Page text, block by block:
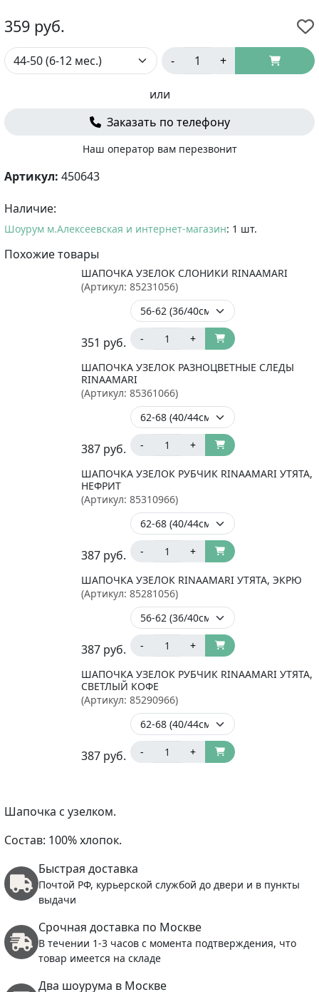
359 руб.
- +
или
Заказать по телефону
Наш оператор вам перезвонит
Артикул: 450643
Наличие:
Шоурум м.Алексеевская и интернет-магазин: 1 шт.
Похожие товары
ШАПОЧКА УЗЕЛОК СЛОНИКИ RINAAMARI
(Артикул: 85231056)
351 руб. - +
ШАПОЧКА УЗЕЛОК РАЗНОЦВЕТНЫЕ СЛЕДЫ
RINAAMARI
(Артикул: 85361066)
387 руб. - +
ШАПОЧКА УЗЕЛОК РУБЧИК RINAAMARI УТЯТА,
НЕФРИТ
(Артикул: 85310966)
387 руб. - +
ШАПОЧКА УЗЕЛОК RINAAMARI УТЯТА, ЭКРЮ
(Артикул: 85281056)
387 руб. - +
ШАПОЧКА УЗЕЛОК РУБЧИК RINAAMARI УТЯТА,
СВЕТЛЫЙ КОФЕ
(Артикул: 85290966)
387 руб. - +
Шапочка с узелком.
Состав: 100% хлопок.
Быстрая доставка
Почтой РФ, курьерской службой до двери и в пункты
выдачи
Срочная доставка по Москве
В течении 1-3 часов с момента подтверждения, что
товар имеется на складе
Два шоурума в Москве